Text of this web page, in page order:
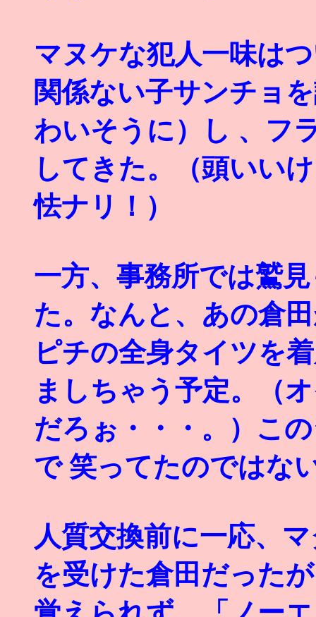
マヌケな犯人一味は
関係ない子サンチョ
わいそうに）し 、フ
してきた。（頭いい
怯ナリ！）
一方、事務所では鷲
た。なんと、あの倉
ピチの全身タイツを
ましちゃう予定。（
だろぉ・・・。）こ
で 笑ってたのではな
人質交換前に一応、
を受けた倉田だった